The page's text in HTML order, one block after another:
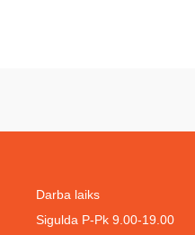
Darba laiks
Sigulda P-Pk 9.00-19.00